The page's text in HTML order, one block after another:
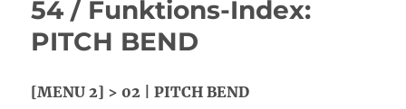
54 / Funktions-Index:
PITCH BEND
[MENU 2] > 02 | PITCH BEND